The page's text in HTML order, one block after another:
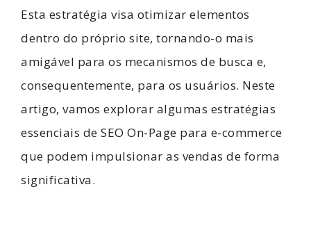
Esta estratégia visa otimizar elementos
dentro do próprio site, tornando-o mais
amigável para os mecanismos de busca e,
consequentemente, para os usuários. Neste
artigo, vamos explorar algumas estratégias
essenciais de SEO On-Page para e-commerce
que podem impulsionar as vendas de forma
significativa.